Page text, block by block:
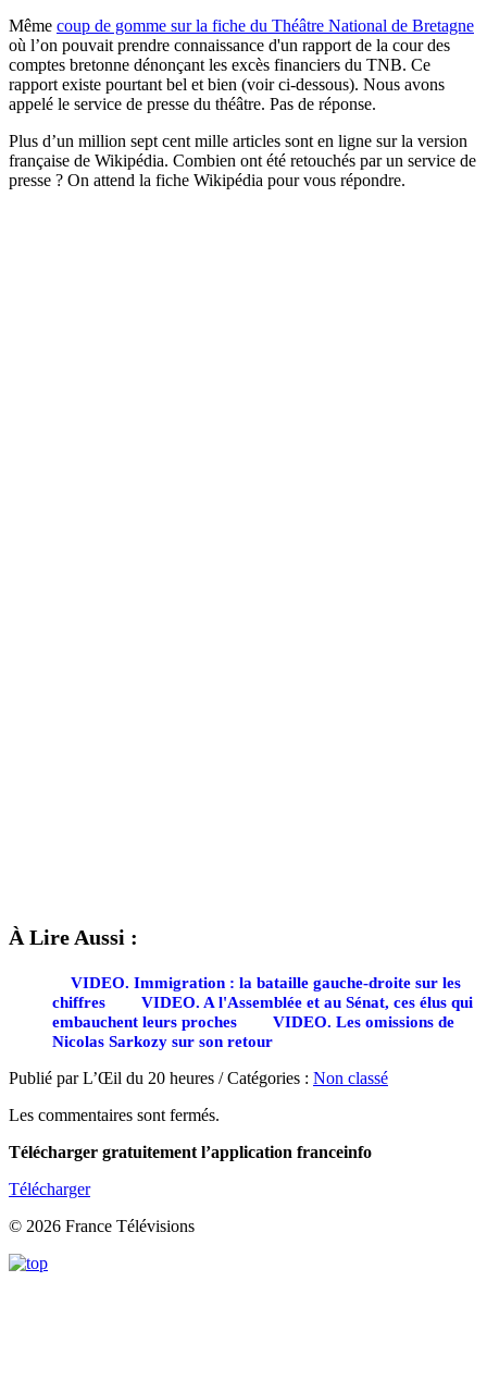
Même coup de gomme sur la fiche du Théâtre National de Bretagne
où l’on pouvait prendre connaissance d'un rapport de la cour des
comptes bretonne dénonçant les excès financiers du TNB. Ce
rapport existe pourtant bel et bien (voir ci-dessous). Nous avons
appelé le service de presse du théâtre. Pas de réponse.
Plus d’un million sept cent mille articles sont en ligne sur la version
française de Wikipédia. Combien ont été retouchés par un service de
presse ? On attend la fiche Wikipédia pour vous répondre.
À Lire Aussi :
VIDEO. Immigration : la bataille gauche-droite sur les
chiffres
VIDEO. A l'Assemblée et au Sénat, ces élus qui
embauchent leurs proches
VIDEO. Les omissions de
Nicolas Sarkozy sur son retour
Publié par L’Œil du 20 heures / Catégories : Non classé
Les commentaires sont fermés.
Télécharger gratuitement l’application franceinfo
Télécharger
© 2026 France Télévisions